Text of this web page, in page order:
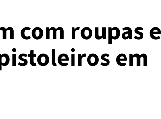
com roupas e
em